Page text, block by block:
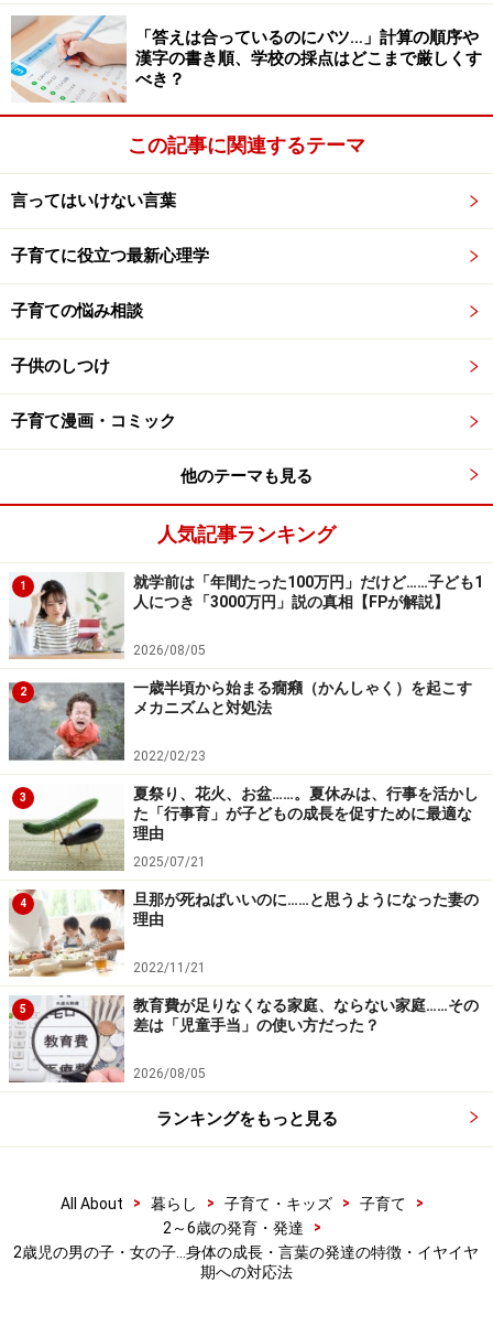
書」）
【2歳児のからだの特徴】手足の使い方が少
しずつ上手に
1．歩くことが楽しく、走ったり両足でジャンプも
運動能力はずいぶん発達してきます。
歩けることが楽しくてたまりません。今まではママに手
を引かれて歩いていたのが、ママより先に立って歩くこ
とも多くなります。でも、ときどき立ち止まって振り返
り、ママを見てにっこり。ママがいることを確認して、
安心してさらに前へと進んでいきます。道路などでは、
先に走っていったりと、危ない場面も。危ないところで
は手をつなぐことを、言い聞かせましょう。
しっかりと歩けるようになる
走ることができる
敷居のようなちょっとした高さならまたぐことがで
きる
しゃがんで立ちあがったり、両足を交互に動かして
階段を昇ったりもできる
両足でジャンプすることができる
カエルさんになって「ジャ～ンプ」、両手を頭に当てて
「ウサギさんピョンピョン」などと、動物になってあそ
ぶのも楽しいですね。
2．のびのびとした力強い線が描ける子も
まだ殴り書きですが、クレヨンの持ち方もしっかりしてき
て、のびのびとした力強い線が描ける子も
手先もだいぶ器用になります。中には、以下のことが少
しずつできるようになる子もいます。
また、お遊びの中では以下のような行動もみられます。
ビンの中のものをつまみだそうとする
「答えは合っているのにバツ…」計算の順序や
漢字の書き順、学校の採点はどこまで厳しくす
べき？
この記事に関連するテーマ
言ってはいけない言葉
子育てに役立つ最新心理学
子育ての悩み相談
子供のしつけ
子育て漫画・コミック
他のテーマも見る
人気記事ランキング
1
就学前は「年間たった100万円」だけど……子ども1
人につき「3000万円」説の真相【FPが解説】
2026/08/05
2
一歳半頃から始まる癇癪（かんしゃく）を起こす
メカニズムと対処法
2022/02/23
3
夏祭り、花火、お盆……。夏休みは、行事を活かし
た「行事育」が子どもの成長を促すために最適な
理由
2025/07/21
4
旦那が死ねばいいのに……と思うようになった妻の
理由
2022/11/21
5
教育費が足りなくなる家庭、ならない家庭……その
差は「児童手当」の使い方だった？
2026/08/05
ランキングをもっと見る
All About > 暮らし > 子育て・キッズ > 子育て
>
2～6歳の発育・発達
>
2歳児の男の子・女の子…身体の成長・言葉の発達の特徴・イヤイヤ
期への対応法